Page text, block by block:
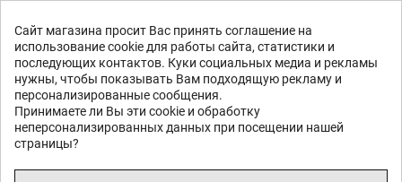
Сайт магазина просит Вас принять соглашение на
использование cookie для работы сайта, статистики и
последующих контактов. Куки социальных медиа и рекламы
нужны, чтобы показывать Вам подходящую рекламу и
персонализированные сообщения.
Принимаете ли Вы эти cookie и обработку
неперсонализированных данных при посещении нашей
страницы?